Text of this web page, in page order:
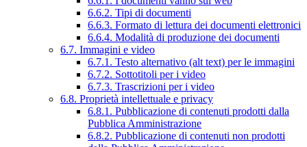
6.6.2. Tipi di documenti
6.6.3. Formato di lettura dei documenti elettronici
6.6.4. Modalità di produzione dei documenti
6.7. Immagini e video
6.7.1. Testo alternativo (alt text) per le immagini
6.7.2. Sottotitoli per i video
6.7.3. Trascrizioni per i video
6.8. Proprietà intellettuale e privacy
6.8.1. Pubblicazione di contenuti prodotti dalla
Pubblica Amministrazione
6.8.2. Pubblicazione di contenuti non prodotti